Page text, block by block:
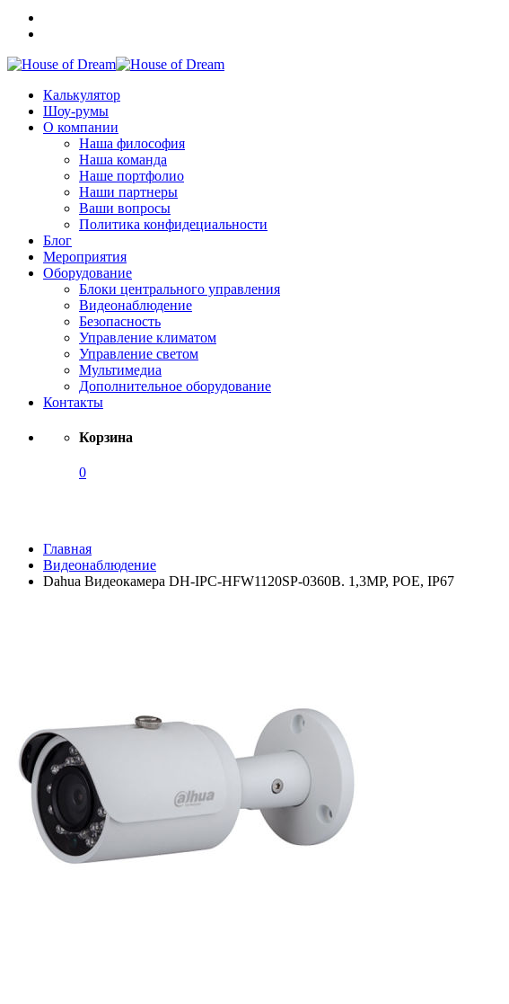
Калькулятор
Шоу-румы
О компании
Наша философия
Наша команда
Наше портфолио
Наши партнеры
Ваши вопросы
Политика конфидециальности
Блог
Мероприятия
Оборудование
Блоки центрального управления
Видеонаблюдение
Безопасность
Управление климатом
Управление светом
Мультимедиа
Дополнительное оборудование
Контакты
Корзина
0
Главная
Видеонаблюдение
Dahua Видеокамера DH-IPC-HFW1120SP-0360B. 1,3MP, POE, IP67